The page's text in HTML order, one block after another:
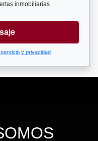
inmobiliarias
y privacidad